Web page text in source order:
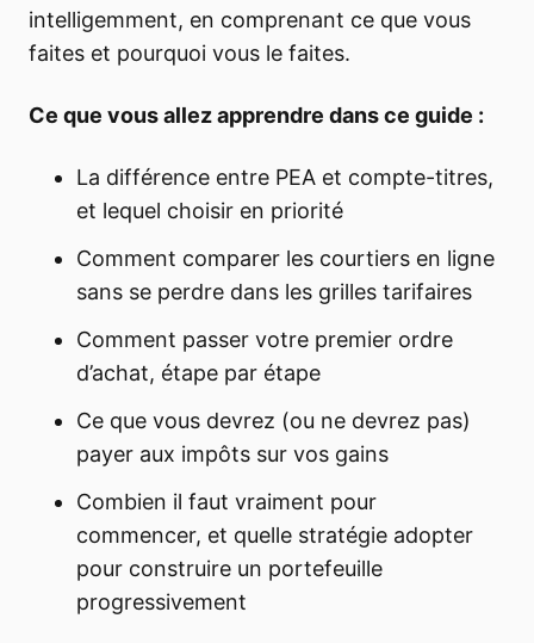
intelligemment, en comprenant ce que vous
faites et pourquoi vous le faites.
Ce que vous allez apprendre dans ce guide :
La différence entre PEA et compte-titres,
et lequel choisir en priorité
Comment comparer les courtiers en ligne
sans se perdre dans les grilles tarifaires
Comment passer votre premier ordre
d’achat, étape par étape
Ce que vous devrez (ou ne devrez pas)
payer aux impôts sur vos gains
Combien il faut vraiment pour
commencer, et quelle stratégie adopter
pour construire un portefeuille
progressivement